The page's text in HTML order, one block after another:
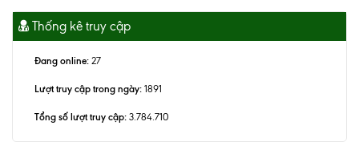
Thống kê truy cập
Đang online: 27
Lượt truy cập trong ngày: 1891
Tổng số lượt truy cập: 3.784.710